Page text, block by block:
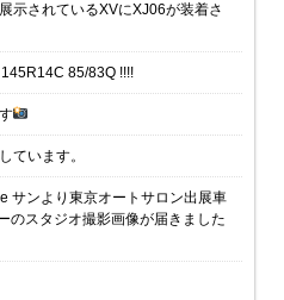
示されているXVにXJ06が装着さ
145R14C 85/83Q !!!!
ています。
サンより東京オートサロン出展車
のスタジオ撮影画像が届きました